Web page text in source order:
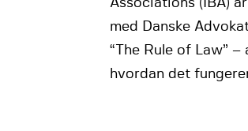
Associations (IBA)
med Danske
“The Rule of Law”
hvordan det